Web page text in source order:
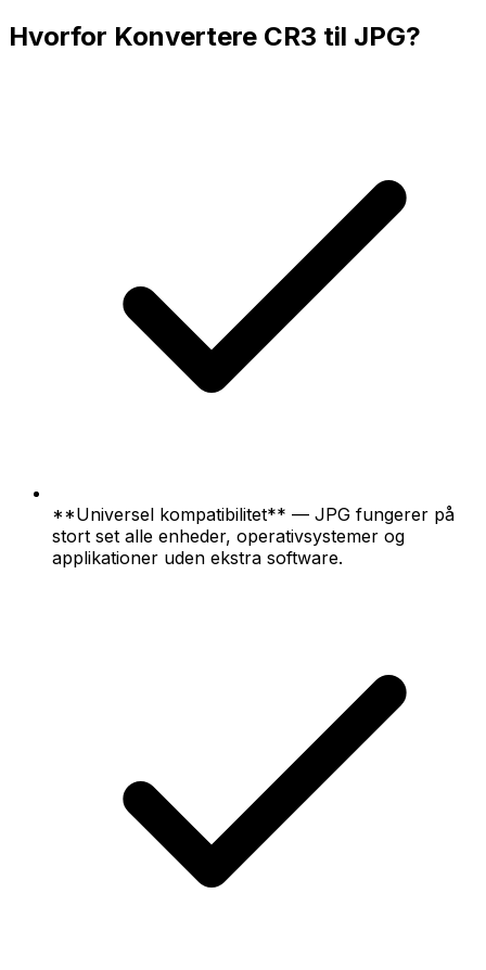
Hvorfor Konvertere CR3 til JPG?
**Universel kompatibilitet** — JPG fungerer på
stort set alle enheder, operativsystemer og
applikationer uden ekstra software.